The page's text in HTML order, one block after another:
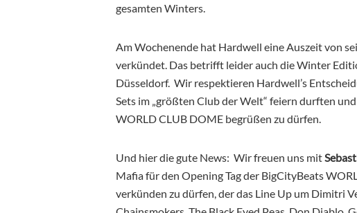
gesamten Winters.
Am Wochenende hat Hardwell eine Auszeit von
verkündet. Das betrifft leider auch die Winter
Düsseldorf. Wir respektieren Hardwell’s
Sets im „größten Club der Welt“ feiern durften
WORLD CLUB DOME begrüßen zu dürfen.
Und hier die gute News: Wir freuen uns mit
Mafia für den Opening Tag der BigCityBeats
verkünden zu dürfen, der das Line Up um Dimitri